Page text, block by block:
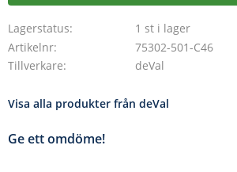
Lagerstatus
1 st i lager
Artikelnr
75302-501-C46
Tillverkare
deVal
Visa alla produkter från deVal
Ge ett omdöme!